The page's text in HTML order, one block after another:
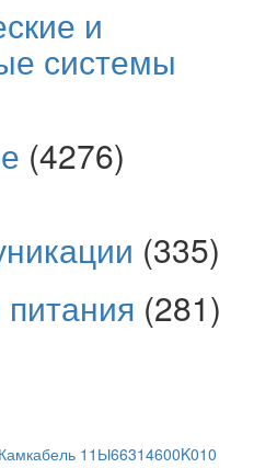
и
системы
(4276)
(335)
(281)
11Ы66314600K010